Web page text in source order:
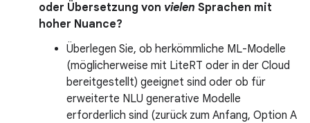
oder Übersetzung von vielen Sprachen mit
hoher Nuance?
Überlegen Sie, ob herkömmliche ML-Modelle
(möglicherweise mit LiteRT oder in der Cloud
bereitgestellt) geeignet sind oder ob für
erweiterte NLU generative Modelle
erforderlich sind (zurück zum Anfang, Option A